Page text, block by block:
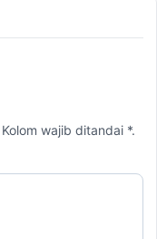
wajib ditandai *.